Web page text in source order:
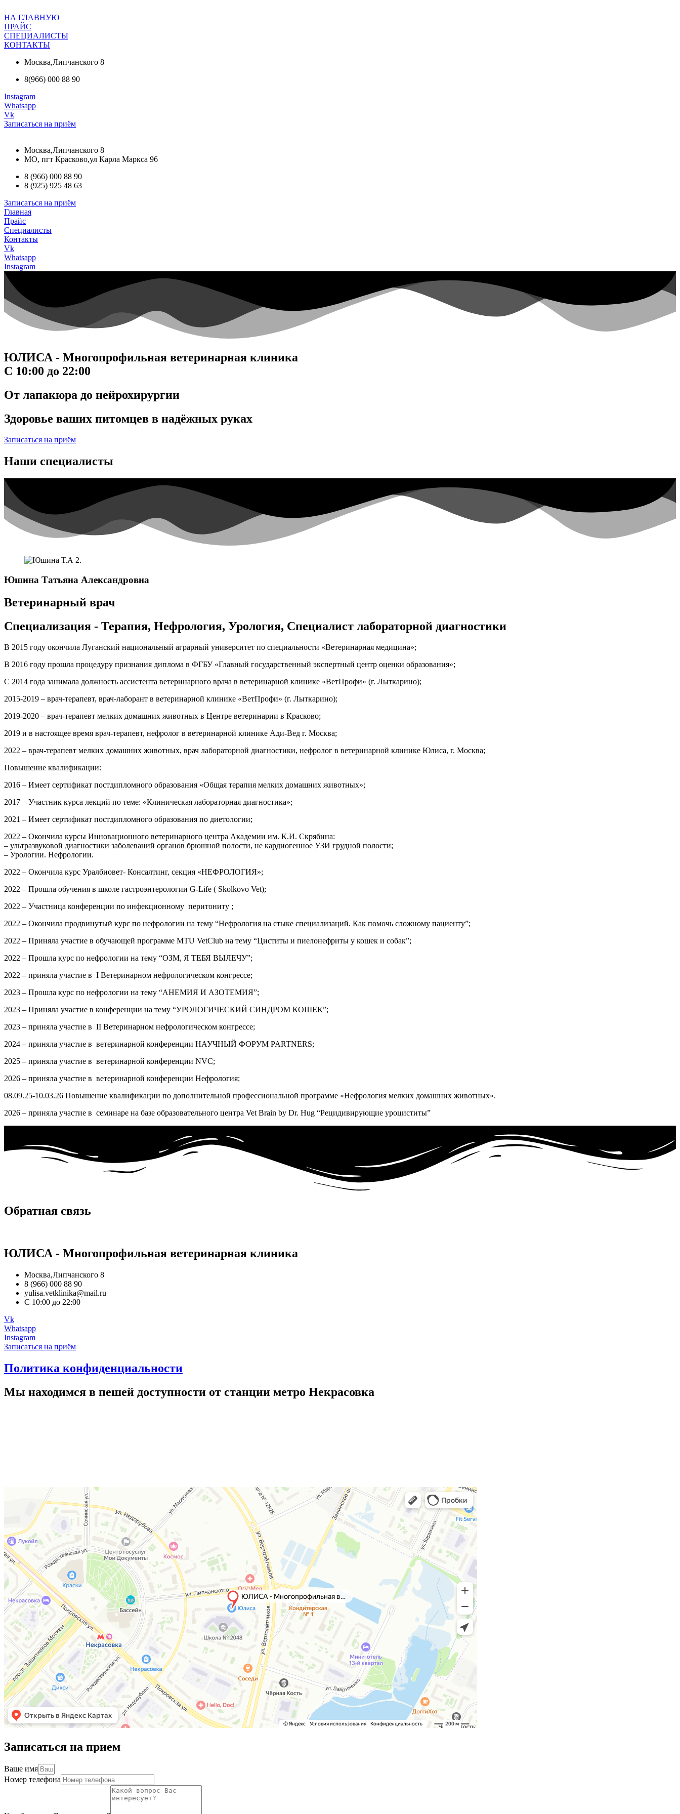
НА ГЛАВНУЮ
ПРАЙС
СПЕЦИАЛИСТЫ
КОНТАКТЫ
Москва,Липчанского 8
8(966) 000 88 90
Instagram
Whatsapp
Vk
Записаться на приём
Москва,Липчанского 8
МО, пгт Красково,ул Карла Маркса 96
8 (966) 000 88 90
8 (925) 925 48 63
Записаться на приём
Главная
Прайс
Специалисты
Контакты
Vk
Whatsapp
Instagram
ЮЛИСА - Многопрофильная ветеринарная клиника
С 10:00 до 22:00
От лапакюра до нейрохирургии
Здоровье ваших питомцев в надёжных руках
Записаться на приём
Наши специалисты
Юшина Татьяна Александровна
Ветеринарный врач
Специализация - Терапия, Нефрология, Урология, Специалист лабораторной диагностики
В 2015 году окончила Луганский национальный аграрный университет по специальности «Ветеринарная медицина»;
В 2016 году прошла процедуру признания диплома в ФГБУ «Главный государственный экспертный центр оценки образования»;
С 2014 года занимала должность ассистента ветеринарного врача в ветеринарной клинике «ВетПрофи» (г. Лыткарино);
2015-2019 – врач-терапевт, врач-лаборант в ветеринарной клинике «ВетПрофи» (г. Лыткарино);
2019-2020 – врач-терапевт мелких домашних животных в Центре ветеринарии в Красково;
2019 и в настоящее время врач-терапевт, нефролог в ветеринарной клинике Ади-Вед г. Москва;
2022 – врач-терапевт мелких домашних животных, врач лабораторной диагностики, нефролог в ветеринарной клинике Юлиса, г. Москва;
Повышение квалификации:
2016 – Имеет сертификат постдипломного образования «Общая терапия мелких домашних животных»;
2017 – Участник курса лекций по теме: «Клиническая лабораторная диагностика»;
2021 – Имеет сертификат постдипломного образования по диетологии;
2022 – Окончила курсы Инновационного ветеринарного центра Академии им. К.И. Скрябина:
– ультразвуковой диагностики заболеваний органов брюшной полости, не кардиогенное УЗИ грудной полости;
– Урологии. Нефрологии.
2022 – Окончила курс Уралбиовет- Консалтинг, секция «НЕФРОЛОГИЯ»;
2022 – Прошла обучения в школе гастроэнтерологии G-Life ( Skolkovo Vet);
2022 – Участница конференции по инфекционному перитониту ;
2022 – Окончила продвинутый курс по нефрологии на тему “Нефрология на стыке специализаций. Как помочь сложному пациенту”;
2022 – Приняла участие в обучающей программе MTU VetClub на тему “Циститы и пиелонефриты у кошек и собак”;
2022 – Прошла курс по нефрологии на тему “ОЗМ, Я ТЕБЯ ВЫЛЕЧУ”;
2022 – приняла участие в I Ветеринарном нефрологическом конгрессе;
2023 – Прошла курс по нефрологии на тему “АНЕМИЯ И АЗОТЕМИЯ”;
2023 – Приняла участие в конференции на тему “УРОЛОГИЧЕСКИЙ СИНДРОМ КОШЕК”;
2023 – приняла участие в II Ветеринарном нефрологическом конгрессе;
2024 – приняла участие в ветеринарной конференции НАУЧНЫЙ ФОРУМ PARTNERS;
2025 – приняла участие в ветеринарной конференции NVC;
2026 – приняла участие в ветеринарной конференции Нефрология;
08.09.25-10.03.26 Повышение квалификации по дополнительной профессиональной программе «Нефрология мелких домашних животных».
2026 – приняла участие в семинаре на базе образовательного центра Vet Brain by Dr. Hug “Рецидивирующие уроциститы”
Обратная связь
ЮЛИСА - Многопрофильная ветеринарная клиника
Москва,Липчанского 8
8 (966) 000 88 90
yulisa.vetklinika@mail.ru
C 10:00 до 22:00
Vk
Whatsapp
Instagram
Записаться на приём
Политика конфиденциальности
Мы находимся в пешей доступности от станции метро Некрасовка
Записаться на прием
Ваше имя
Номер телефона